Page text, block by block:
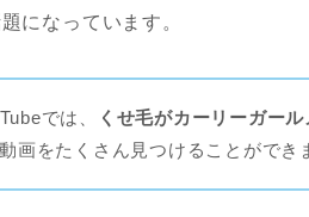
になっています。
では、
くせ毛がカーリーガー
画をたくさん見つけることができ